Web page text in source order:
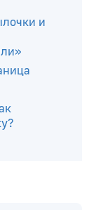
и